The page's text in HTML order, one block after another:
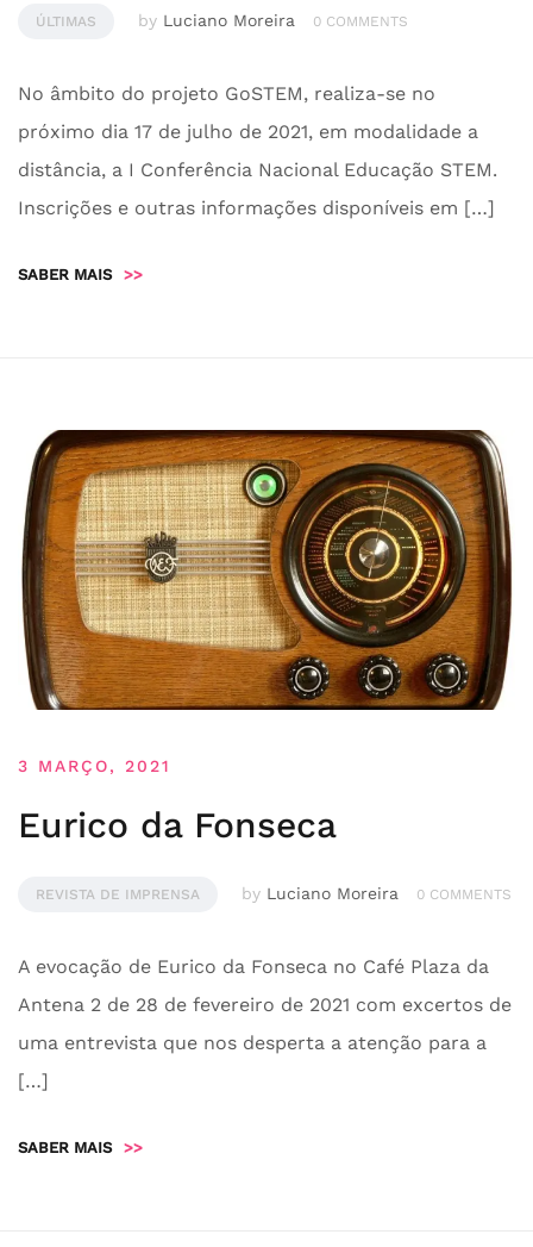
ÚLTIMAS by Luciano Moreira 0 COMMENTS
No âmbito do projeto GoSTEM, realiza-se no
próximo dia 17 de julho de 2021, em modalidade a
distância, a I Conferência Nacional Educação STEM.
Inscrições e outras informações disponíveis em […]
SABER MAIS >>
3 MARÇO, 2021
Eurico da Fonseca
REVISTA DE IMPRENSA by Luciano Moreira 0 COMMENTS
A evocação de Eurico da Fonseca no Café Plaza da
Antena 2 de 28 de fevereiro de 2021 com excertos de
uma entrevista que nos desperta a atenção para a
[…]
SABER MAIS >>